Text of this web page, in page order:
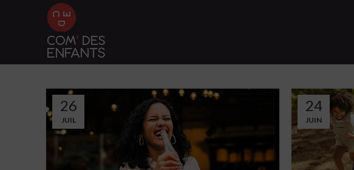
26
JUIL
24
JUIN